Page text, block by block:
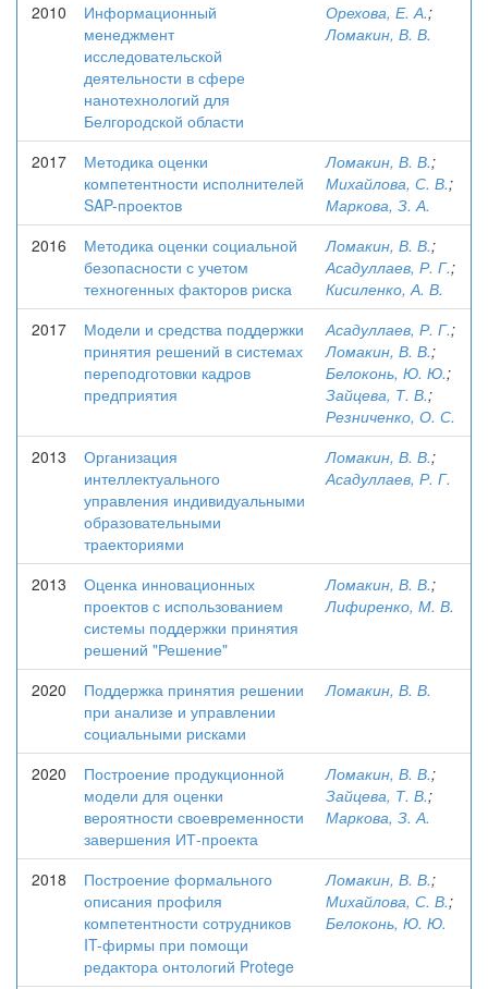
2010
Информационный
менеджмент
исследовательской
деятельности в сфере
нанотехнологий для
Белгородской области
Орехова, Е. А.;
Ломакин, В. В.
2017
Методика оценки
компетентности исполнителей
SAP-проектов
Ломакин, В. В.;
Михайлова, С. В.;
Маркова, З. А.
2016
Методика оценки социальной
безопасности с учетом
техногенных факторов риска
Ломакин, В. В.;
Асадуллаев, Р. Г.;
Кисиленко, А. В.
2017
Модели и средства поддержки
принятия решений в системах
переподготовки кадров
предприятия
Асадуллаев, Р. Г.;
Ломакин, В. В.;
Белоконь, Ю. Ю.;
Зайцева, Т. В.;
Резниченко, О. С.
2013
Организация
интеллектуального
управления индивидуальными
образовательными
траекториями
Ломакин, В. В.;
Асадуллаев, Р. Г.
2013
Оценка инновационных
проектов с использованием
системы поддержки принятия
решений "Решение"
Ломакин, В. В.;
Лифиренко, М. В.
2020
Поддержка принятия решении
при анализе и управлении
социальными рисками
Ломакин, В. В.
2020
Построение продукционной
модели для оценки
вероятности своевременности
завершения ИТ-проекта
Ломакин, В. В.;
Зайцева, Т. В.;
Маркова, З. А.
2018
Построение формального
описания профиля
компетентности сотрудников
IT-фирмы при помощи
редактора онтологий Protege
Ломакин, В. В.;
Михайлова, С. В.;
Белоконь, Ю. Ю.